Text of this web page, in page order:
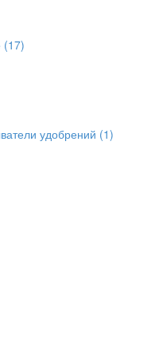
(17)
удобрений (1)